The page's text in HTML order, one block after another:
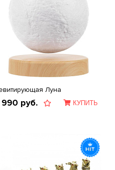
Луна
руб. КУПИТЬ